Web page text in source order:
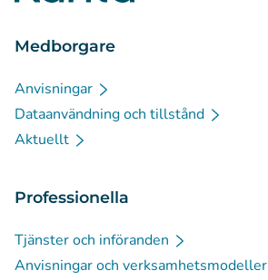
Medborgare
Anvisningar
Dataanvändning och tillstånd
Aktuellt
Professionella
Tjänster och införanden
Anvisningar och verksamhetsmodeller